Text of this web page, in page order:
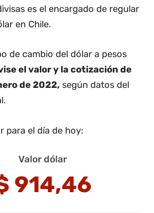
es el encargado de regular
en Chile.
de cambio del dólar a pesos
el valor y la cotización de
de 2022, según datos del
para el día de hoy:
Valor dólar
914,46